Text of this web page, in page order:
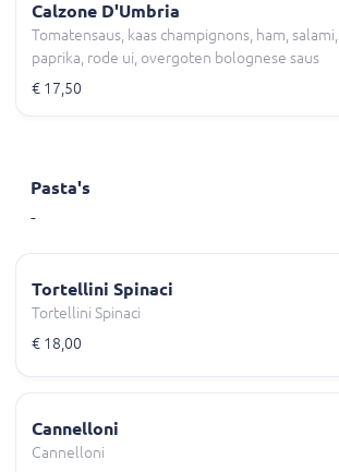
Calzone D'Umbria
Tomatensaus, kaas champignons, ham, salami,
paprika, rode ui, overgoten bolognese saus
€ 17,50
Pasta's
-
Tortellini Spinaci
Tortellini Spinaci
€ 18,00
Cannelloni
Cannelloni